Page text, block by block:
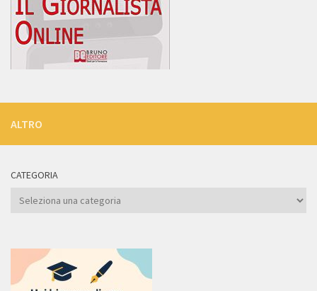
ALTRO
CATEGORIA
Categoria